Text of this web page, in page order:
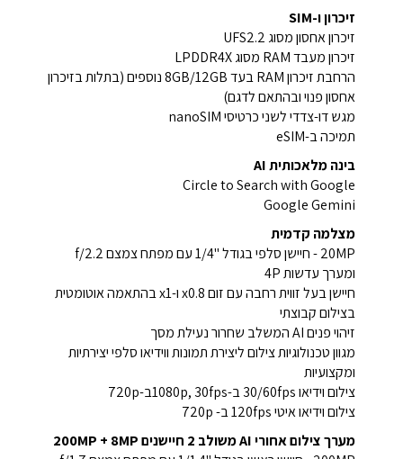
זיכרון ו-SIM
זיכרון אחסון מסוג UFS2.2
זיכרון מעבד RAM מסוג LPDDR4X
הרחבת זיכרון RAM בעד 8GB/12GB נוספים (בתלות בזיכרון
אחסון פנוי ובהתאם לדגם)
מגש דו-צדדי לשני כרטיסי nanoSIM
תמיכה ב-eSIM
בינה מלאכותית AI
Circle to Search with Google
Google Gemini
מצלמה קדמית
20MP - חיישן סלפי בגודל ''1/4 עם מפתח צמצם f/2.2
ומערך עדשות 4P
חיישן בעל זווית רחבה עם זום x0.8 ו-x1 בהתאמה אוטומטית
בצילום קבוצתי
זיהוי פנים AI המשלב שחרור נעילת מסך
מגוון טכנולוגיות צילום ליצירת תמונות ווידיאו סלפי יצירתיות
ומקצועיות
צילום וידיאו 30/60fps ב-1080p, 30fpsב-720p
צילום וידיאו איטי 120fps ב- 720p
מערך צילום אחורי AI משולב 2 חיישנים 200MP + 8MP